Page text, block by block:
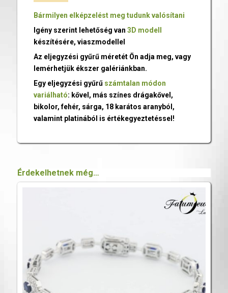
Bármilyen elképzelést meg tudunk valósítani
Igény szerint lehetőség van 3D modell
készítésére, viaszmodellel
Az eljegyzési gyűrű méretét Ön adja meg, vagy
lemérhetjük ékszer galériánkban.
Egy eljegyzési gyűrű számtalan módon
variálható: kővel, más színes drágakővel,
bikolor, fehér, sárga, 18 karátos aranyból,
valamint platinából is értékegyeztetéssel!
Érdekelhetnek még…